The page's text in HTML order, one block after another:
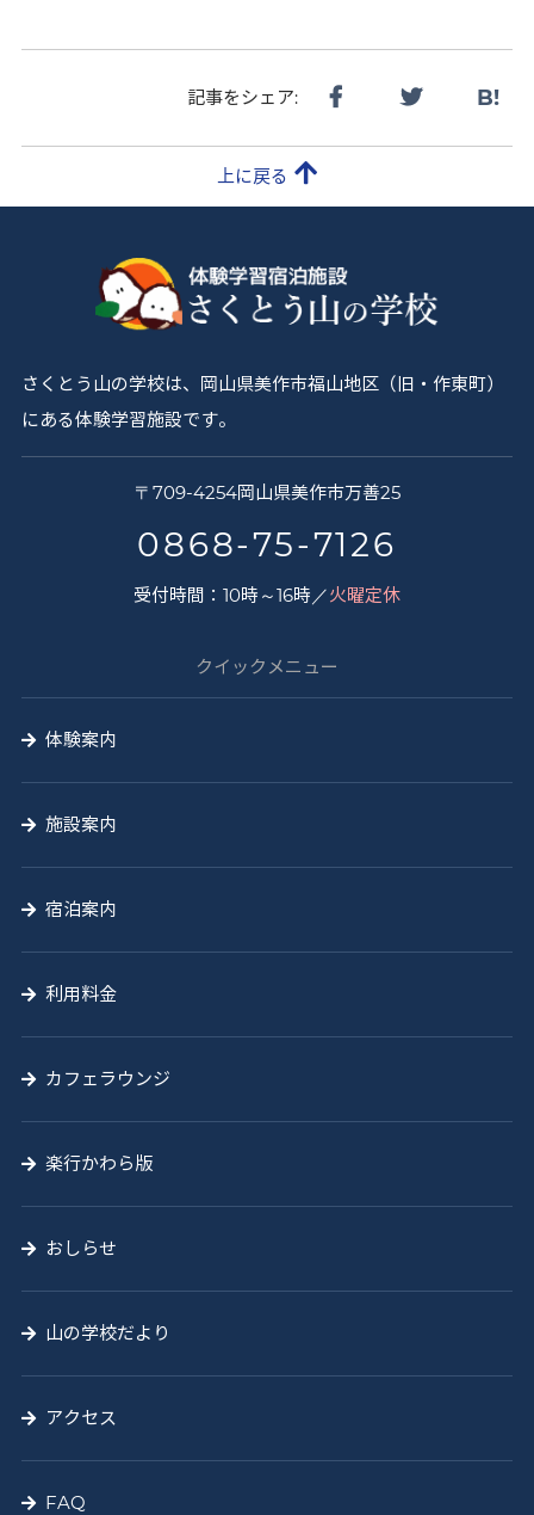
記事をシェア: B!
上に戻る
さくとう山の学校は、岡山県美作市福山地区（旧・作東町）
にある体験学習施設です。
校
〒 709-4254岡山県美作市万善25
0868-75-7126
受付時間：10時～16時／火曜定休
クイックメニュー
体験案内
施設案内
宿泊案内
利用料金
カフェラウンジ
楽行かわら版
おしらせ
山の学校だより
アクセス
FAQ